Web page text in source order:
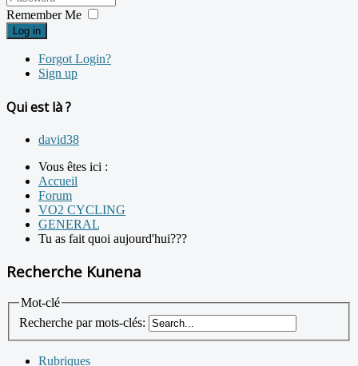
Remember Me
Log in
Forgot Login?
Sign up
Qui est là ?
david38
Vous êtes ici :
Accueil
Forum
VO2 CYCLING
GENERAL
Tu as fait quoi aujourd'hui???
Recherche Kunena
Mot-clé
Recherche par mots-clés:
Rubriques